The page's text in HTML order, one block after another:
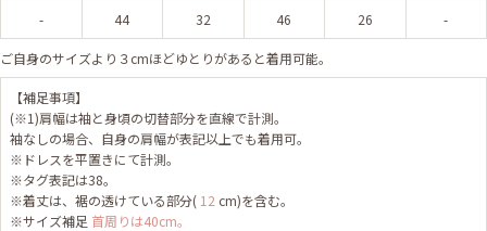
- 44 32 46 26 -
ご自身のサイズより３cmほどゆとりがあると着用可能。
【補足事項】
(※1)肩幅は袖と身頃の切替部分を直線で計測。
袖なしの場合、自身の肩幅が表記以上でも着用可。
※ドレスを平置きにて計測。
※タグ表記は38。
※着丈は、裾の透けている部分( 12 cm)を含む。
※サイズ補足 首周りは40cm。